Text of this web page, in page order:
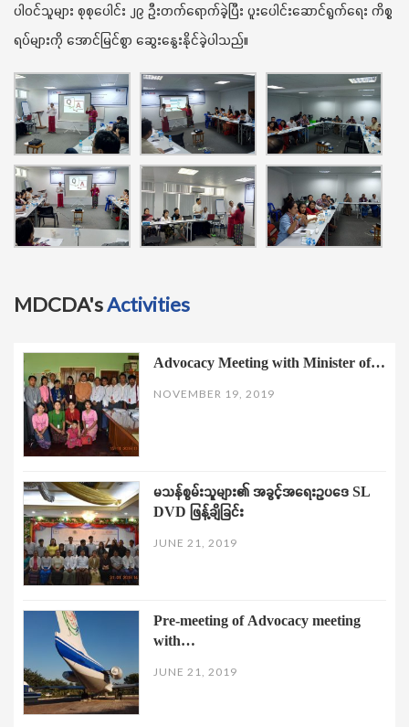
ပါဝင်သူများ စုစုပေါင်း ၂၉ ဦးတက်ရောက်ခဲ့ပြီး ပူးပေါင်းဆောင်ရွက်ရေး ကိစ္စ
ရပ်များကို အောင်မြင်စွာ ဆွေးနွေးနိုင်ခဲ့ပါသည်။
MDCDA'sActivities
Advocacy Meeting with Minister of…
NOVEMBER 19, 2019
မသန်စွမ်းသူများ၏ အခွင့်အရေးဥပဒေ SL
DVD ဖြန့်ချိခြင်း
JUNE 21, 2019
Pre-meeting of Advocacy meeting
with…
JUNE 21, 2019